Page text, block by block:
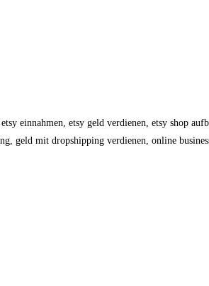
einnahmen, etsy geld verdienen, etsy shop
geld mit dropshipping verdienen, online